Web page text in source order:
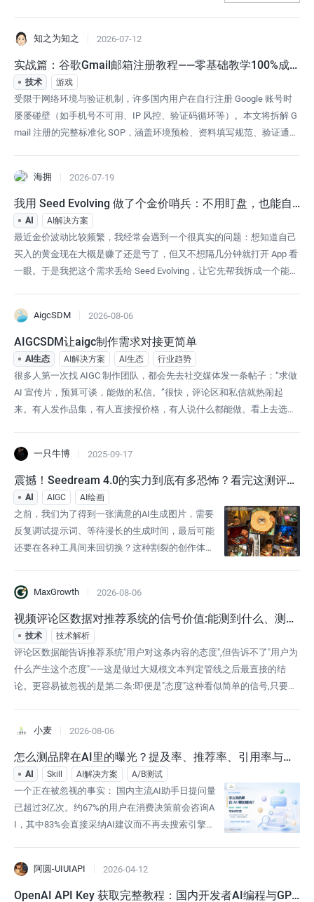
都、武汉、天津、西安、南京这 10 个充满活力的
城市落地生根。● ADGL：需具备较强的组织能力，
积极主动推动成员互相学习、共同进步。成
知之为知之 2026-07-12
实战篇：谷歌Gmail邮箱注册教程——零基础教学100%成
功 技术 游戏
受限于网络环境与验证机制，许多国内用户在自行注册 Google 账号时
屡屡碰壁（如手机号不可用、IP 风控、验证码循环等）。本文将拆解 G
mail 注册的完整标准化 SOP，涵盖环境预检、资料填写规范、验证通过
教学步骤！其实很简单，甚至比注册国内的一些邮箱还要简单，网络通
海拥 2026-07-19
我用 Seed Evolving 做了个金价哨兵：不用盯盘，也能自
动生成提醒
AI AI解决方案
最近金价波动比较频繁，我经常会遇到一个很真实的问题：想知道自己
买入的黄金现在大概是赚了还是亏了，但又不想隔几分钟就打开 App 看
一眼。于是我把这个需求丢给 Seed Evolving，让它先帮我拆成一个能落
章记录的是：我如何在 Seed Evolving 的指导下，从一个
AigcSDM 2026-08-06
AIGCSDM让aigc制作需求对接更简单
AI生态 AI解决方案 AI生态 行业趋势
很多人第一次找 AIGC 制作团队，都会先去社交媒体发一条帖子：“求做
AI 宣传片，预算可谈，能做的私信。”很快，评论区和私信就热闹起
来。有人发作品集，有人直接报价格，有人说什么都能做。看上去选择
来，聊天记录越拉越长，最初说过什么、哪家团队承诺过哪些内容、报
价里到底包不包含
一只牛博 2025-09-17
震撼！Seedream 4.0的实力到底有多恐怖？看完这测评就
懂了
AI AIGC AI绘画
之前，我们为了得到一张满意的AI生成图片，需要
反复调试提示词、等待漫长的生成时间，最后可能
还要在各种工具间来回切换？这种割裂的创作体
式发布豆包·图像创作模型 Seedream 4.0 时，整个A
I创作圈都沸腾了。不仅仅是因为它在 Artificial Anal
ysis 的「文生图」和「图像编辑」两大权威榜单上
MaxGrowth 2026-08-06
视频评论区数据对推荐系统的信号价值:能测到什么、测不
到什么
技术 技术解析
评论区数据能告诉推荐系统"用户对这条内容的态度",但告诉不了"用户为
什么产生这个态度"——这是做过大规模文本判定管线之后最直接的结
论。更容易被忽视的是第二条:即便是"态度"这种看似简单的信号,只要经
讨论情感分析该用什么模型,而是讨论一个更容易被跳过的问题:评论信
号从
小麦 2026-08-06
怎么测品牌在AI里的曝光？提及率、推荐率、引用率与复
测方法
AI Skill AI解决方案 A/B测试
一个正在被忽视的事实： 国内主流AI助手日提问量
已超过3亿次。约67%的用户在消费决策前会咨询A
I，其中83%会直接采纳AI建议而不再去搜索引擎验
全没有测量。当用户不再搜索关键词，而是直接向
豆包、DeepSeek、腾讯元宝或通义千问提问时，
阿圆-UIUIAPI 2026-04-12
OpenAI API Key 获取完整教程：国内开发者AI编程与GPT